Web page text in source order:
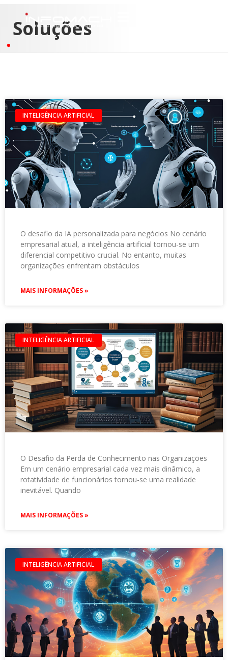
Soluções
INTELIGÊNCIA ARTIFICIAL
O desafio da IA personalizada para negócios No cenário
empresarial atual, a inteligência artificial tornou-se um
diferencial competitivo crucial. No entanto, muitas
organizações enfrentam obstáculos
MAIS INFORMAÇÕES »
INTELIGÊNCIA ARTIFICIAL
O Desafio da Perda de Conhecimento nas Organizações
Em um cenário empresarial cada vez mais dinâmico, a
rotatividade de funcionários tornou-se uma realidade
inevitável. Quando
MAIS INFORMAÇÕES »
INTELIGÊNCIA ARTIFICIAL